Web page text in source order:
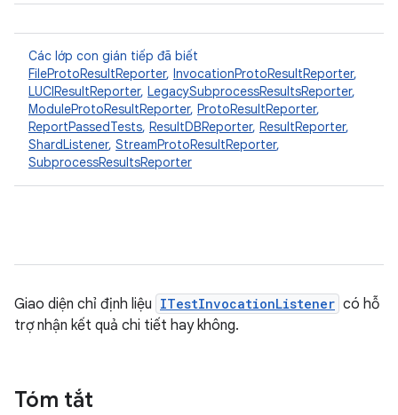
Các lớp con gián tiếp đã biết
FileProtoResultReporter, InvocationProtoResultReporter,
LUCIResultReporter, LegacySubprocessResultsReporter,
ModuleProtoResultReporter, ProtoResultReporter,
ReportPassedTests, ResultDBReporter, ResultReporter,
ShardListener, StreamProtoResultReporter,
SubprocessResultsReporter
Giao diện chỉ định liệu ITestInvocationListener có hỗ
trợ nhận kết quả chi tiết hay không.
Tóm tắt